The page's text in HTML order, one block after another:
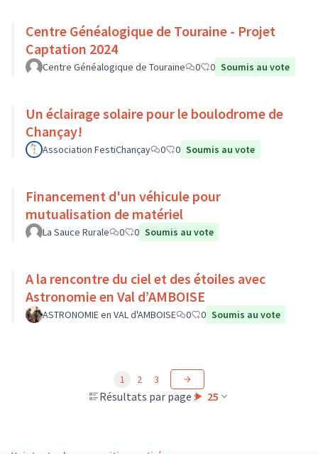
Centre Généalogique de Touraine - Projet
Captation 2024
Centre Généalogique de Touraine 0 0 Soumis au vote
Un éclairage solaire pour le boulodrome de
Chançay!
Association FestiChançay 0 0 Soumis au vote
Financement d'un véhicule pour
mutualisation de matériel
La Sauce Rurale 0 0 Soumis au vote
A la rencontre du ciel et des étoiles avec
Astronomie en Val d’AMBOISE
ASTRONOMIE en VAL d'AMBOISE 0 0 Soumis au vote
Résultats par page : 25
1 2 3